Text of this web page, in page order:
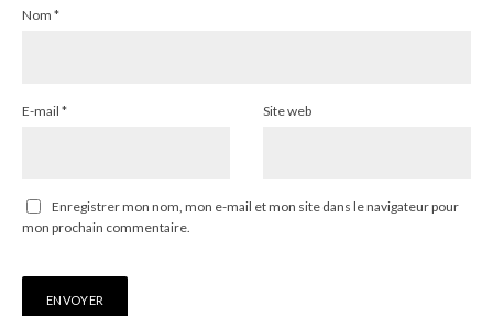
Nom *
E-mail * Site web
Enregistrer mon nom, mon e-mail et mon site dans le navigateur pour
mon prochain commentaire.